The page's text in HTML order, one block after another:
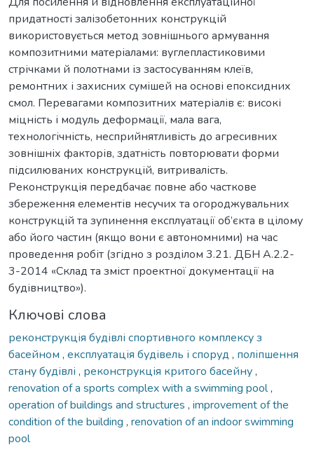
придатності залізобетонних конструкцій
використовується метод зовнішнього армування
композитними матеріалами: вуглепластиковими
стрічками й полотнами із застосуванням клеїв,
ремонтних і захисних сумішей на основі епоксидних
смол. Перевагами композитних матеріалів є: високі
міцність і модуль деформації, мала вага,
технологічність, несприйнятливість до агресивних
зовнішніх факторів, здатність повторювати форми
підсилюваних конструкцій, витривалість.
Реконструкція передбачає повне або часткове
збереження елементів несучих та огороджувальних
конструкцій та зупинення експлуатації об’єкта в цілому
або його частин (якщо вони є автономними) на час
проведення робіт (згідно з розділом 3.21. ДБН А.2.2-
3-2014 «Склад та зміст проектної документації на
будівництво»).
Ключові слова
реконструкція будівлі спортивного комплексу з
басейном , експлуатація будівель і споруд , поліпшення
стану будівлі , реконструкція критого басейну,
renovation of a sports complex with a swimming pool,
operation of buildings and structures , improvement of the
condition of the building , renovation of an indoor swimming
pool